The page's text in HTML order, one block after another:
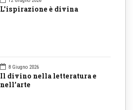
L'ispirazione è divina
8 Giugno 2026
Il divino nella letteratura e
nell’arte